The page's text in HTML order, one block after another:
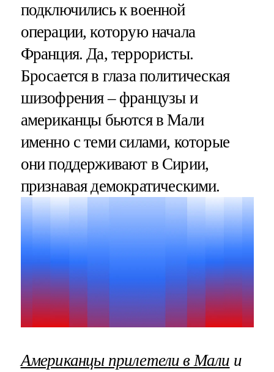
подключились к военной
операции, которую начала
Франция. Да, террористы.
Бросается в глаза политическая
шизофрения – французы и
американцы бьются в Мали
именно с теми силами, которые
они поддерживают в Сирии,
признавая демократическими.
Американцы прилетели в Мали и